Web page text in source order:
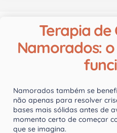
Terapia de
Namorados:
Namorados também se
não apenas para resolver
bases mais sólidas antes de
momento certo de começar
que se imagina.